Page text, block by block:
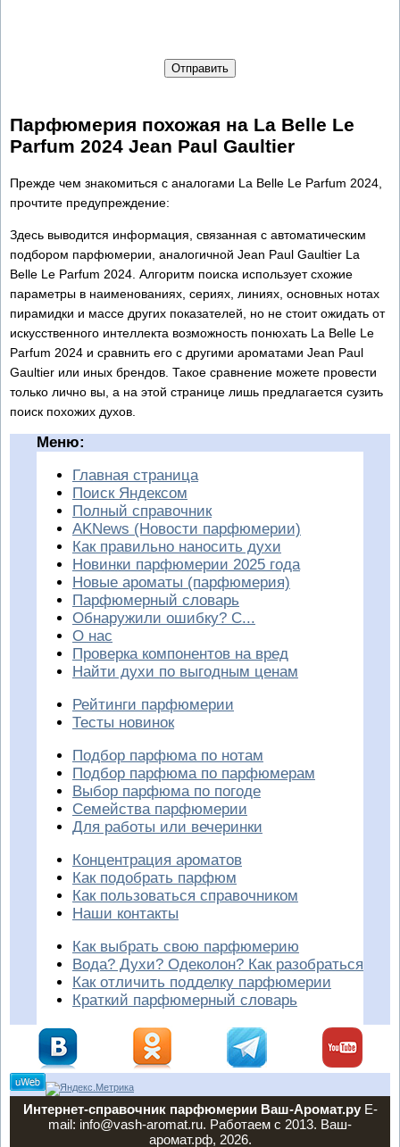
Отправить
Парфюмерия похожая на La Belle Le
Parfum 2024 Jean Paul Gaultier
Прежде чем знакомиться с аналогами La Belle Le Parfum 2024,
прочтите предупреждение:
Здесь выводится информация, связанная с автоматическим
подбором парфюмерии, аналогичной Jean Paul Gaultier La
Belle Le Parfum 2024. Алгоритм поиска использует схожие
параметры в наименованиях, сериях, линиях, основных нотах
пирамидки и массе других показателей, но не стоит ожидать от
искусственного интеллекта возможность понюхать La Belle Le
Parfum 2024 и сравнить его с другими ароматами Jean Paul
Gaultier или иных брендов. Такое сравнение можете провести
только лично вы, а на этой странице лишь предлагается сузить
поиск похожих духов.
Меню:
Главная страница
Поиск Яндексом
Полный справочник
AKNews (Новости парфюмерии)
Как правильно наносить духи
Новинки парфюмерии 2025 года
Новые ароматы (парфюмерия)
Парфюмерный словарь
Обнаружили ошибку? С...
О нас
Проверка компонентов на вред
Найти духи по выгодным ценам
Рейтинги парфюмерии
Тесты новинок
Подбор парфюма по нотам
Подбор парфюма по парфюмерам
Выбор парфюма по погоде
Семейства парфюмерии
Для работы или вечеринки
Концентрация ароматов
Как подобрать парфюм
Как пользоваться справочником
Наши контакты
Как выбрать свою парфюмерию
Вода? Духи? Одеколон? Как разобраться
Как отличить подделку парфюмерии
Краткий парфюмерный словарь
Интернет-справочник парфюмерии Ваш-Аромат.руE-
mail: info@vash-aromat.ru. Работаем с 2013. Ваш-
аромат.рф, 2026.